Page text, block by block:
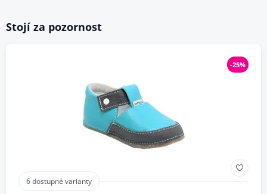
Stojí za pozornost
-25%
6 dostupné varianty